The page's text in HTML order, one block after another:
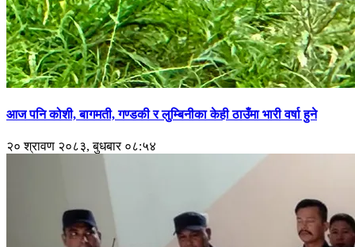
आज पनि कोशी, बागमती, गण्डकी र लुम्बिनीका केही ठाउँमा भारी वर्षा हुने
२० श्रावण २०८३, बुधबार ०८:५४